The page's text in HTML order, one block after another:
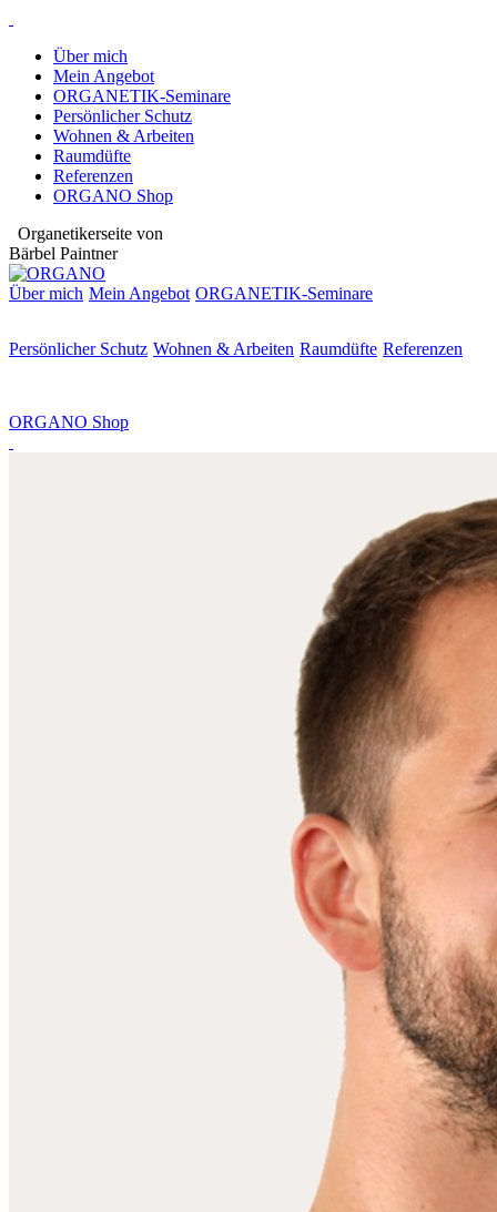
Über mich
Mein Angebot
ORGANETIK-Seminare
Persönlicher Schutz
Wohnen & Arbeiten
Raumdüfte
Referenzen
ORGANO Shop
Organetikerseite von
Bärbel Paintner
Über mich Mein Angebot ORGANETIK-Seminare
Persönlicher Schutz Wohnen & Arbeiten Raumdüfte Referenzen
ORGANO Shop